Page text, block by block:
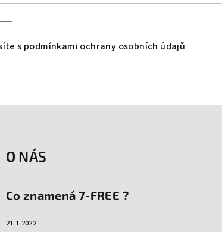
s podmínkami ochrany osobních údajů
O NÁS
Co znamená 7-FREE ?
21.1.2022